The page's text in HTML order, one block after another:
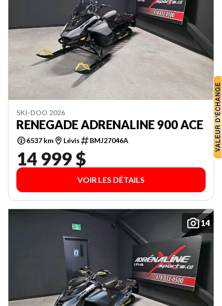
SKI-DOO 2026
RENEGADE ADRENALINE 900 ACE
6537 km Lévis BMJ27046A
14 999 $
VOIR LES DÉTAILS
14